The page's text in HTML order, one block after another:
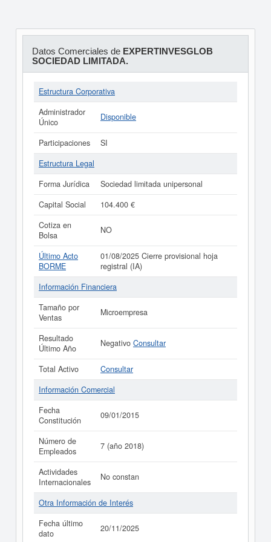
Datos Comerciales de EXPERTINVESGLOB
SOCIEDAD LIMITADA.
Estructura Corporativa
Administrador
Único
Disponible
Participaciones
SI
Estructura Legal
Forma Jurídica
Sociedad limitada unipersonal
Capital Social
104.400 €
Cotiza en
Bolsa
NO
Último Acto
BORME
01/08/2025 Cierre provisional hoja
registral (IA)
Información Financiera
Tamaño por
Ventas
Microempresa
Resultado
Último Año
Negativo Consultar
Total Activo
Consultar
Información Comercial
Fecha
Constitución
09/01/2015
Número de
Empleados
7 (año 2018)
Actividades
Internacionales
No constan
Otra Información de Interés
Fecha último
dato
20/11/2025